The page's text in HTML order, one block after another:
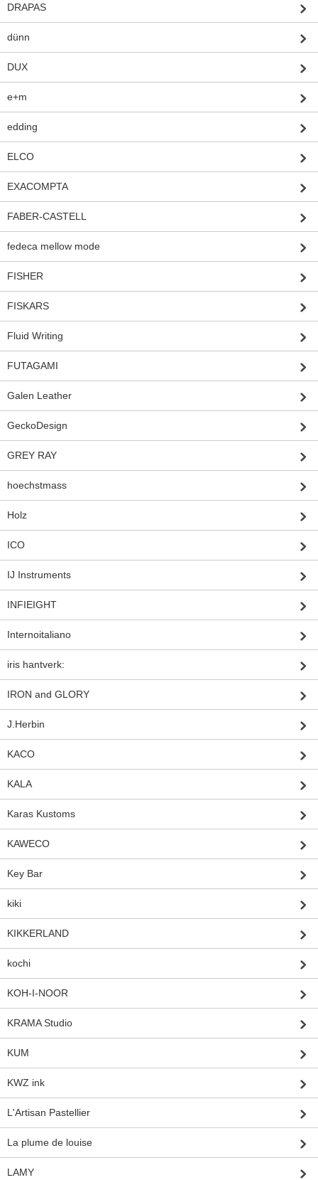
DRAPAS
dünn
DUX
e+m
edding
ELCO
EXACOMPTA
FABER-CASTELL
fedeca mellow mode
FISHER
FISKARS
Fluid Writing
FUTAGAMI
Galen Leather
GeckoDesign
GREY RAY
hoechstmass
Holz
ICO
IJ Instruments
INFIEIGHT
Internoitaliano
iris hantverk:
IRON and GLORY
J.Herbin
KACO
KALA
Karas Kustoms
KAWECO
Key Bar
kiki
KIKKERLAND
kochi
KOH-I-NOOR
KRAMA Studio
KUM
KWZ ink
L'Artisan Pastellier
La plume de louise
LAMY